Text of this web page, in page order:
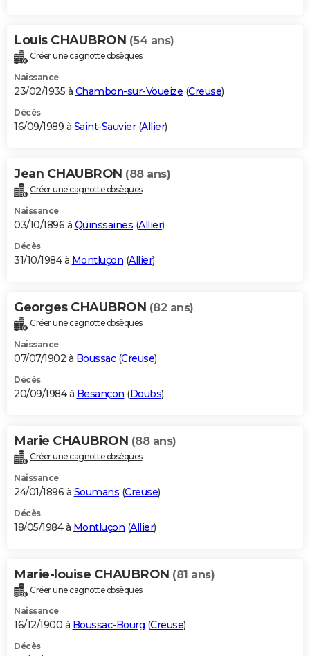
Louis CHAUBRON (54 ans)
Créer une cagnotte obsèques
Naissance
23/02/1935 à Chambon-sur-Voueize (Creuse)
Décès
16/09/1989 à Saint-Sauvier(Allier)
Jean CHAUBRON (88 ans)
Créer une cagnotte obsèques
Naissance
03/10/1896 à Quinssaines (Allier)
Décès
31/10/1984 à Montluçon (Allier)
Georges CHAUBRON (82 ans)
Créer une cagnotte obsèques
Naissance
07/07/1902 à Boussac(Creuse)
Décès
20/09/1984 à Besançon (Doubs)
Marie CHAUBRON (88 ans)
Créer une cagnotte obsèques
Naissance
24/01/1896 à Soumans (Creuse)
Décès
18/05/1984 à Montluçon (Allier)
Marie-louise CHAUBRON (81 ans)
Créer une cagnotte obsèques
Naissance
16/12/1900 à Boussac-Bourg (Creuse)
Décès